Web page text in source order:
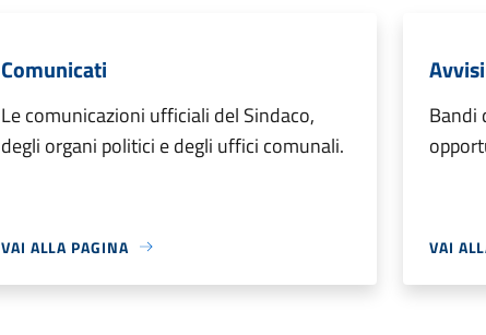
Comunicati
Le comunicazioni ufficiali del Sindaco,
degli organi politici e degli uffici comunali.
VAI ALLA PAGINA
Avvisi
Bandi
VAI